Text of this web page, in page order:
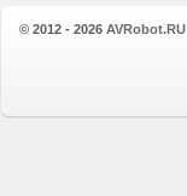
© 2012 - 2026 AVRobot.RU